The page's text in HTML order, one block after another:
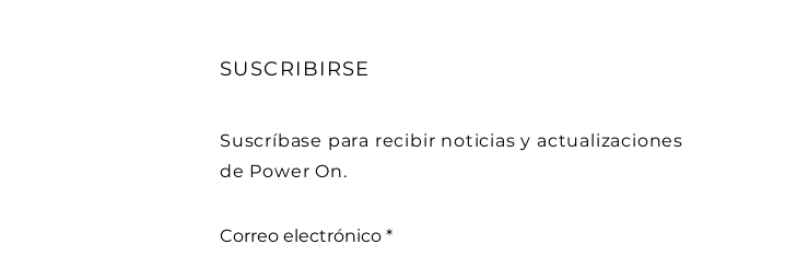
SUSCRIBIRSE
Suscríbase para recibir noticias y actualizaciones
de Power On.
Correo electrónico